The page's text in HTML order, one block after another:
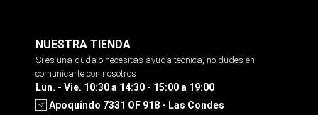
NUESTRA TIENDA
Si es una duda o necesitas ayuda tecnica, no dudes en
comunicarte con nosotros
Lun. - Vie. 10:30 a 14:30 - 15:00 a 19:00
Apoquindo 7331 OF 918 - Las Condes